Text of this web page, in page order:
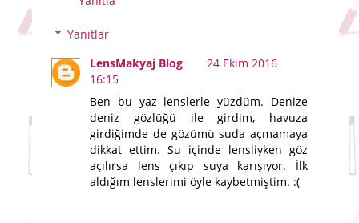
Yanıtlar
LensMakyaj Blog
24 Ekim 2016
16:15
Ben bu yaz lenslerle yüzdüm. Denize
deniz gözlüğü ile girdim, havuza
girdiğimde de gözümü suda açmamaya
dikkat ettim. Su içinde lensliyken göz
açılırsa lens çıkıp suya karışıyor. İlk
aldığım lenslerimi öyle kaybetmiştim. :(